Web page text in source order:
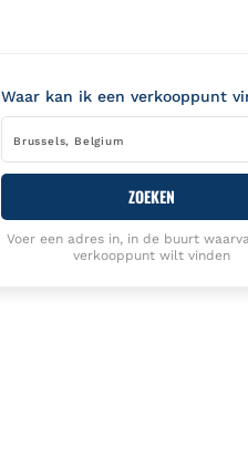
Waar kan ik een verkooppunt
ZOEKEN
Voer een adres in, in de buurt
verkooppunt wilt vinden